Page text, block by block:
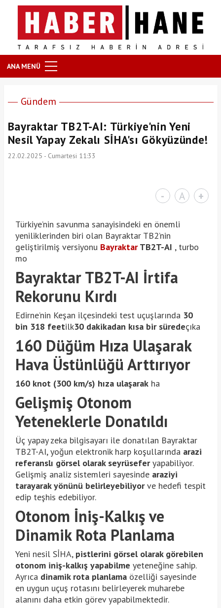
ANA MENÜ
Gündem
Bayraktar TB2T-AI: Türkiye'nin Yeni
Nesil Yapay Zekalı SİHA'sı Gökyüzünde!
22.02.2025 - Cumartesi 11:33
- A +
Türkiye’nin savunma sanayisindeki en önemli
yeniliklerinden biri olan Bayraktar TB2’nin
geliştirilmiş versiyonu BayraktarTB2T-AI , turbo
mo
Bayraktar TB2T-AI İrtifa
Rekorunu Kırdı
Edirne’nin Keşan ilçesindeki test uçuşlarında 30
bin 318 feetilk30 dakikadan kısa bir süredeçıka
160 Düğüm Hıza Ulaşarak
Hava Üstünlüğü Arttırıyor
160 knot (300 km/s) hıza ulaşarakha
Gelişmiş Otonom
Yeteneklerle Donatıldı
Üç yapay zeka bilgisayarı ile donatılan Bayraktar
TB2T-AI, yoğun elektronik harp koşullarında arazi
referanslı görsel olarak seyrüseferyapabiliyor.
Gelişmiş analiz sistemleri sayesinde araziyi
tarayarak yönünü belirleyebiliyorve hedefi tespit
edip teşhis edebiliyor.
Otonom İniş-Kalkış ve
Dinamik Rota Planlama
Yeni nesil SİHA, pistlerini görsel olarak görebilen
otonom iniş-kalkış yapabilme yeteneğine sahip.
Ayrıca dinamik rota planlamaözelliği sayesinde
en uygun uçuş rotasını belirleyerek muharebe
alanını daha etkin görev yapabilmektedir.